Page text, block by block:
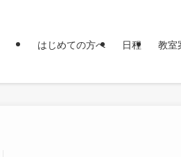
はじめての方へ 日程 教室